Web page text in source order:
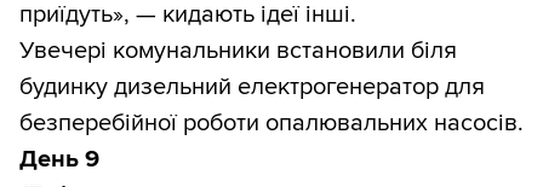
приїдуть», — кидають ідеї інші.
Увечері комунальники встановили біля
будинку дизельний електрогенератор для
безперебійної роботи опалювальних насосів.
День 9